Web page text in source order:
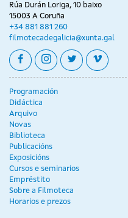
Rúa Durán Loriga, 10 baixo
15003 A Coruña
+34 881 881 260
filmotecadegalicia@xunta.gal
facebookinstagram
twittervimeo
Programación
Didáctica
Arquivo
Novas
Biblioteca
Publicacións
Exposicións
Cursos e seminarios
Empréstito
Sobre a Filmoteca
Horarios e prezos